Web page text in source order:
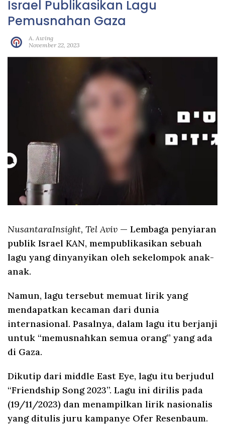
Israel Publikasikan Lagu
Pemusnahan Gaza
A. Awing
November 22, 2023
NusantaraInsight, Tel Aviv — Lembaga penyiaran
publik Israel KAN, mempublikasikan sebuah
lagu yang dinyanyikan oleh sekelompok anak-
anak.
Namun, lagu tersebut memuat lirik yang
mendapatkan kecaman dari dunia
internasional. Pasalnya, dalam lagu itu berjanji
untuk “memusnahkan semua orang” yang ada
di Gaza.
Dikutip dari middle East Eye, lagu itu berjudul
“Friendship Song 2023”. Lagu ini dirilis pada
(19/11/2023) dan menampilkan lirik nasionalis
yang ditulis juru kampanye Ofer Resenbaum.